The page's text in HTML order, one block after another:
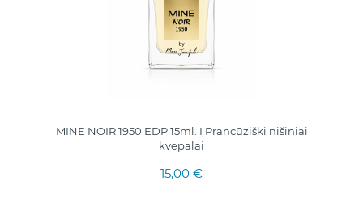
MINE NOIR 1950 EDP 15ml. I Prancūziški nišiniai
kvepalai
15,00 €